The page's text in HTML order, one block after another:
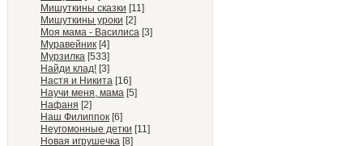
Мишуткины сказки [11]
Мишуткины уроки [2]
Моя мама - Василиса [3]
Муравейник [4]
Мурзилка [533]
Найди клад! [3]
Настя и Никита [16]
Научи меня, мама [5]
Нафаня [2]
Наш Филиппок [6]
Неугомонные детки [11]
Новая игрушечка [8]